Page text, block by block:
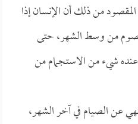
من ذلك أن الإنسان إذا
من وسط الشهر، حتى
شيء من الاستجمام من
عن الصيام في آخر الشهر،